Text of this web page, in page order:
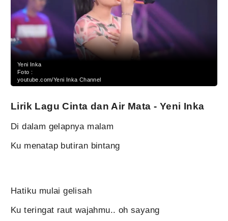
Yeni Inka
Foto :
youtube.com/Yeni Inka Channel
Lirik Lagu Cinta dan Air Mata - Yeni Inka
Di dalam gelapnya malam
Ku menatap butiran bintang
Hatiku mulai gelisah
Ku teringat raut wajahmu.. oh sayang